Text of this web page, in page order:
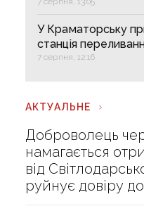
У Краматорську
станція
7 серпня, 12:16
АКТУАЛЬНЕ
Доброволець
намагається
від
руйнує довіру